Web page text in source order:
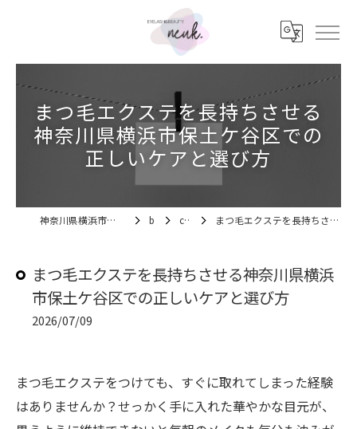
まつ毛エクステを長持ちさせる
神奈川県横浜市保土ケ谷区での
正しいケアと選び方
神奈川県横浜市のマツエクならEYELASH&BEAUTY neuk. blog column まつ毛エクステを長持ちさせる神奈川県横浜市保土ケ谷区での正しいケアと選び方
まつ毛エクステを長持ちさせる神奈川県横浜
市保土ケ谷区での正しいケアと選び方
2026/07/09
まつ毛エクステをつけても、すぐに取れてしまった経験
はありませんか？せっかく手に入れた華やかな目元が、